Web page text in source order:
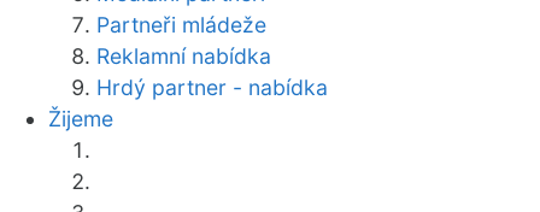
Partneři mládeže
Reklamní nabídka
Hrdý partner - nabídka
Žijeme